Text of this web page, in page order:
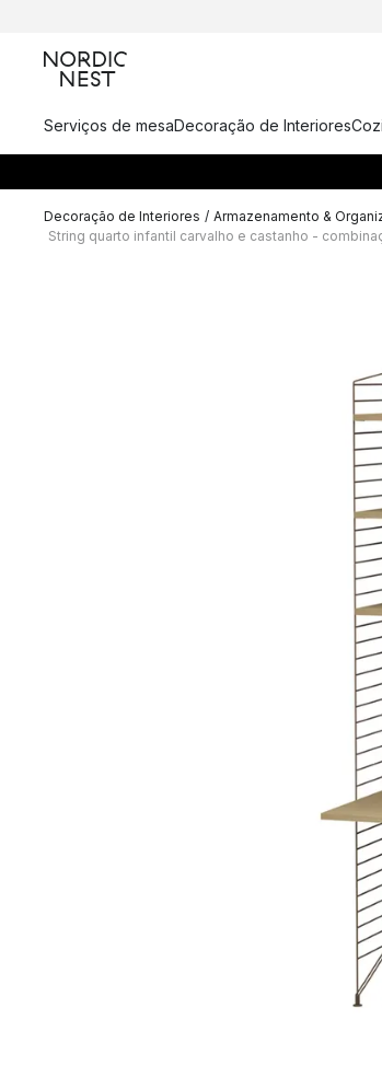
Serviços de mesaDecoração de Interiores
Decoração de Interiores / Armazenamento &
String quarto infantil carvalho e castanho -